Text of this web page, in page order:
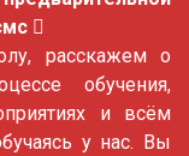
расскажем о
обучения,
и всём
у нас. Вы